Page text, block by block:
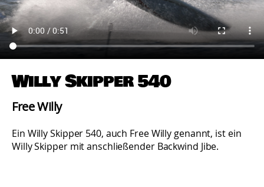
Willy Skipper 540
Free Willy
Ein Willy Skipper 540, auch Free Willy genannt, ist ein
Willy Skipper mit anschließender Backwind Jibe.